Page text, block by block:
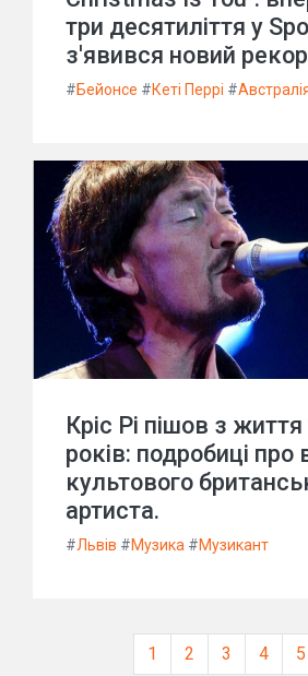
три десятиліття у
з'явився новий
#Бейонсе #Кеті Перрі #
Кріс Рі пішов з життя
років: подробиці про
культового
артиста.
#Львів #Музика #Музикант
1 2 3 4 5